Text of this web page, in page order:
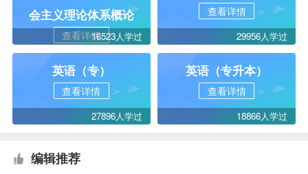
会主义理论体系概论
查看详情16523人学过
查看详情
29956人学过
英语（专）
查看详情
27896人学过
英语（专升本）
查看详情
18866人学过
编辑推荐